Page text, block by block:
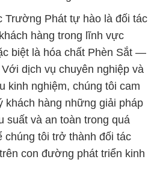
Trường Phát tự hào là đối tác
hàng trong lĩnh vực
biệt là hóa chất Phèn Sắt —
dịch vụ chuyên nghiệp và
kinh nghiệm, chúng tôi cam
khách hàng những giải pháp
suất và an toàn trong quá
chúng tôi trở thành đối tác
con đường phát triển kinh